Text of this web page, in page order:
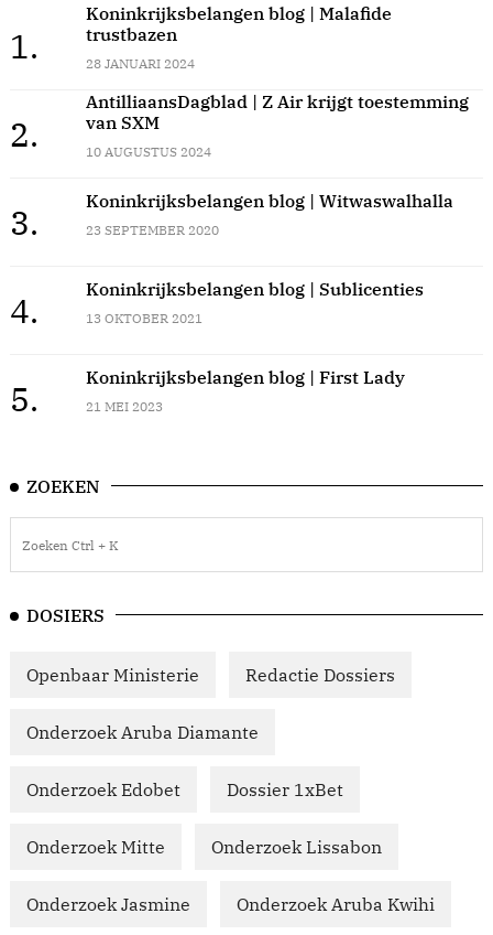
1.
Koninkrijksbelangen blog | Malafide
trustbazen
28 JANUARI 2024
2.
AntilliaansDagblad | Z Air krijgt toestemming
van SXM
10 AUGUSTUS 2024
3.
Koninkrijksbelangen blog | Witwaswalhalla
23 SEPTEMBER 2020
4.
Koninkrijksbelangen blog | Sublicenties
13 OKTOBER 2021
5.
Koninkrijksbelangen blog | First Lady
21 MEI 2023
ZOEKEN
DOSIERS
Openbaar Ministerie Redactie Dossiers
Onderzoek Aruba Diamante
Onderzoek Edobet Dossier 1xBet
Onderzoek Mitte Onderzoek Lissabon
Onderzoek Jasmine Onderzoek Aruba Kwihi